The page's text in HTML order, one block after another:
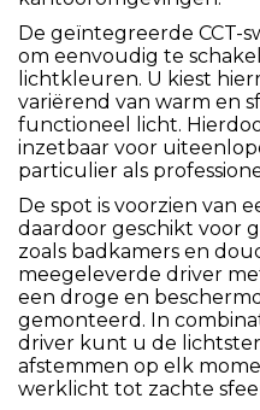
De geïntegreerde CCT-
om eenvoudig te
lichtkleuren. U kiest
variërend van warm en
functioneel licht.
inzetbaar voor
particulier als
De spot is voorzien van
daardoor geschikt voor
zoals badkamers en
meegeleverde driver
een droge en
gemonteerd. In
driver kunt u de
afstemmen op elk
werklicht tot zachte